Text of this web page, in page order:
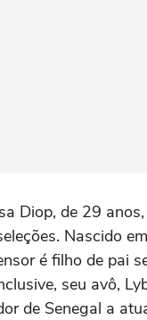
Diop, de 29
Nascido
é filho de pai
seu avô,
de Senegal a